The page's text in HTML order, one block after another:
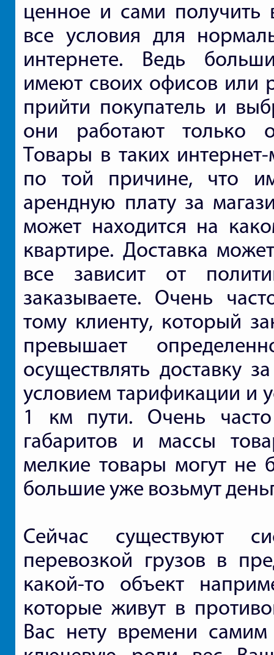
ценное и сами получить
все условия для
интернете. Ведь
имеют своих офисов или
прийти покупатель и
они работают только
Товары в таких
по той причине, что
арендную плату за
может находится на
квартире. Доставка
все зависит от
заказываете. Очень
тому клиенту, который
превышает
осуществлять доставку
условием тарификации и
1 км пути. Очень часто
габаритов и массы
мелкие товары могут не
большие уже возьмут
Сейчас существуют
перевозкой грузов в
какой-то объект
которые живут в
Вас нету времени самим